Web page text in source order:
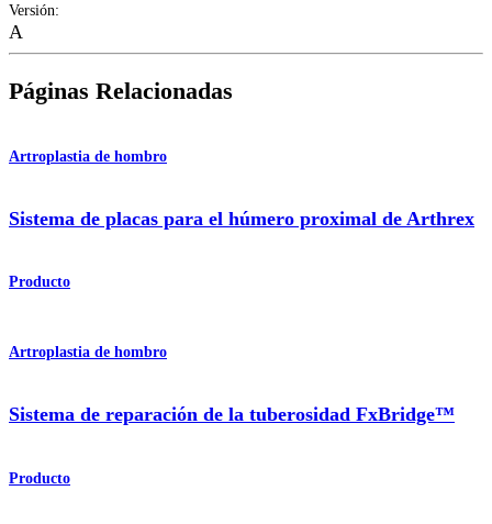
Versión:
A
Páginas Relacionadas
Artroplastia de hombro
Sistema de placas para el húmero proximal de Arthrex
Producto
Artroplastia de hombro
Sistema de reparación de la tuberosidad FxBridge™
Producto